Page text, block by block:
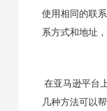
使用相同的联
系方式和地址
在亚马逊平台
几种方法可以